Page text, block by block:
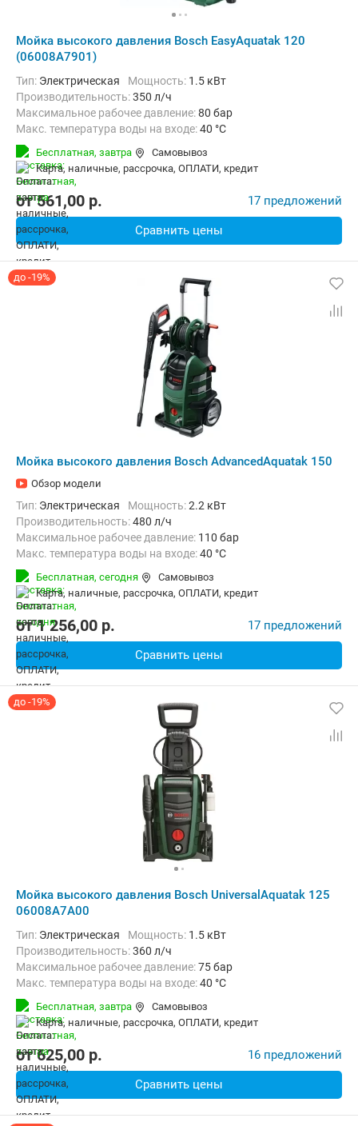
Мойка высокого давления Bosch EasyAquatak 120
(06008A7901)
Тип: Электрическая Мощность: 1.5 кВт
Производительность:350 л/ч
Максимальное рабочее давление:80 бар
Макс. температура воды на входе:40 °C
Длина шланга высокого давления :
Бесплатная, завтра
Самовывоз
карта, наличные, рассрочка, ОПЛАТИ, кредит
от561,00 p. 17 предложений
Сравнить цены
до -19%
Мойка высокого давления Bosch AdvancedAquatak 150
Обзор модели
Тип: Электрическая Мощность:2.2 кВт
Производительность:480 л/ч
Максимальное рабочее давление: 110 бар
Макс. температура воды на входе:40 °C
Длина шланга высокого давления :
Бесплатная, сегодня
Самовывоз
карта, наличные, рассрочка, ОПЛАТИ, кредит
от1 256,00 p. 17 предложений
Сравнить цены
до -19%
Мойка высокого давления Bosch UniversalAquatak 125
06008A7A00
Тип: Электрическая Мощность: 1.5 кВт
Производительность:360 л/ч
Максимальное рабочее давление:75 бар
Макс. температура воды на входе:40 °C
Длина шланга высокого давления :
Бесплатная, завтра
Самовывоз
карта, наличные, рассрочка, ОПЛАТИ, кредит
от625,00 p. 16 предложений
Сравнить цены